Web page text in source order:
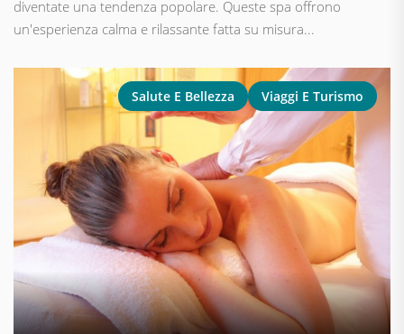
diventate una tendenza popolare. Queste spa offrono
un'esperienza calma e rilassante fatta su misura...
Salute E Bellezza Viaggi E Turismo